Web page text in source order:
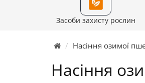
Засоби захисту рослин
Насіння озимої
Насіння